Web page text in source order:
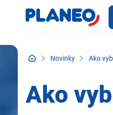
Novinky Ako
Ako